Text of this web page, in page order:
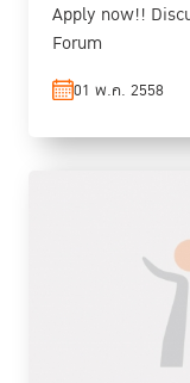
Apply now!!
Forum
01 พ.ค. 2558